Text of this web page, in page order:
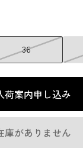
36
荷案内申し込み
庫がありません